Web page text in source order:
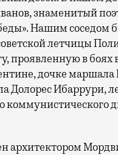
знаменитый
Нашим соседом
летчицы
проявленную в
дочке маршала
Долорес Ибаррури,
коммунистического
архитектором